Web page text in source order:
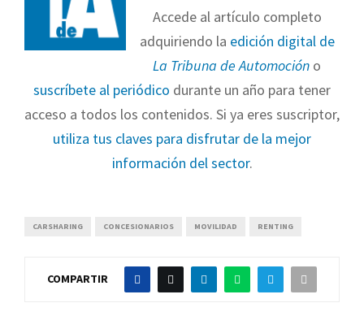
Accede al artículo completo
adquiriendo la edición digital de
La Tribuna de Automoción o
suscríbete al periódico durante un año para tener
acceso a todos los contenidos. Si ya eres suscriptor,
utiliza tus claves para disfrutar de la mejor
información del sector.
CARSHARING CONCESIONARIOS MOVILIDAD RENTING
COMPARTIR